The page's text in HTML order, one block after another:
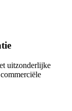
uitzonderlijke